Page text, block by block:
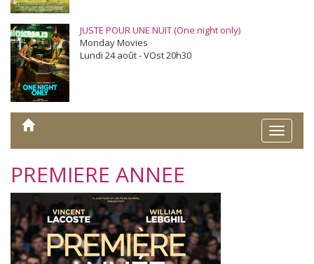
JUSTE POUR UNE NUIT (One night only)
Monday Movies
Lundi 24 août - VOst 20h30
Toggle
PREMIERE ANNEE